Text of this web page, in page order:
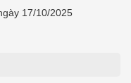
17/10/2025